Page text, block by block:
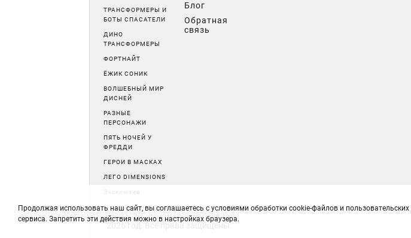
ТРАНСФОРМЕРЫ И
БОТЫ СПАСАТЕЛИ
ДИНО
ТРАНСФОРМЕРЫ
ФОРТНАЙТ
ЁЖИК СОНИК
ВОЛШЕБНЫЙ МИР
ДИСНЕЙ
РАЗНЫЕ
ПЕРСОНАЖИ
ПЯТЬ НОЧЕЙ У
ФРЕДДИ
ГЕРОИ В МАСКАХ
ЛЕГО DIMENSIONS
Блог
Обратная
связь
2026 год. Все права защищены.
Продолжая использовать наш сайт, вы соглашаетесь с условиями обработки cookie-файлов и
сервиса. Запретить эти действия можно в настройках браузера.